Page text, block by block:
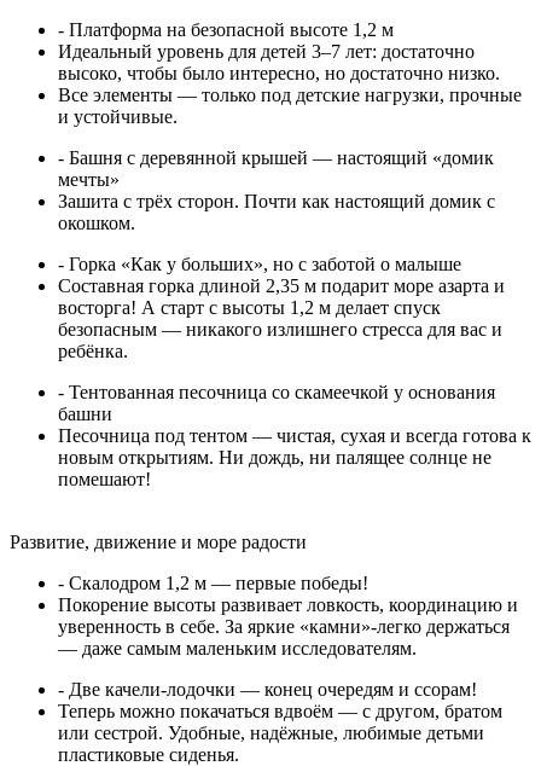
- Платформа на безопасной высоте 1,2 м
Идеальный уровень для детей 3–7 лет: достаточно
высоко, чтобы было интересно, но достаточно низко.
Все элементы — только под детские нагрузки, прочные
и устойчивые.
- Башня с деревянной крышей — настоящий «домик
мечты»
Зашита с трёх сторон. Почти как настоящий домик с
окошком.
- Горка «Как у больших», но с заботой о малыше
Составная горка длиной 2,35 м подарит море азарта и
восторга! А старт с высоты 1,2 м делает спуск
безопасным — никакого излишнего стресса для вас и
ребёнка.
- Тентованная песочница со скамеечкой у основания
башни
Песочница под тентом — чистая, сухая и всегда готова к
новым открытиям. Ни дождь, ни палящее солнце не
помешают!
Развитие, движение и море радости
- Скалодром 1,2 м — первые победы!
Покорение высоты развивает ловкость, координацию и
уверенность в себе. За яркие «камни»-легко держаться
— даже самым маленьким исследователям.
- Две качели-лодочки — конец очередям и ссорам!
Теперь можно покачаться вдвоём — с другом, братом
или сестрой. Удобные, надёжные, любимые детьми
пластиковые сиденья.